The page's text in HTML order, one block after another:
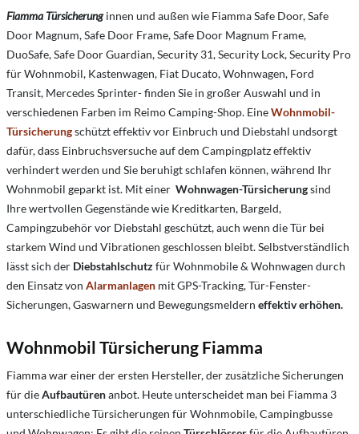
Fiamma Türsicherunginnen und außen wie Fiamma Safe Door, Safe
Door Magnum, Safe Door Frame, Safe Door Magnum Frame,
DuoSafe, Safe Door Guardian, Security 31, Security Lock, Security Pro
für Wohnmobil, Kastenwagen, Fiat Ducato, Wohnwagen, Ford
Transit, Mercedes Sprinter- finden Sie in großer Auswahl und in
verschiedenen Farben im Reimo Camping-Shop. EineWohnmobil-
Türsicherungschützt effektiv vor Einbruch und Diebstahl undsorgt
dafür, dass Einbruchsversuche auf dem Campingplatz effektiv
verhindert werden und Sie beruhigt schlafen können, während Ihr
Wohnmobil geparkt ist. Mit einer Wohnwagen-Türsicherungsind
Ihre wertvollen Gegenstände wie Kreditkarten, Bargeld,
Campingzubehör vor Diebstahl geschützt, auch wenn die Tür bei
starkem Wind und Vibrationen geschlossen bleibt. Selbstverständlich
lässt sich der Diebstahlschutzfür Wohnmobile & Wohnwagen durch
den Einsatz von Alarmanlagen mit GPS-Tracking, Tür-Fenster-
Sicherungen, Gaswarnern und Bewegungsmeldern effektiv erhöhen.
Wohnmobil Türsicherung Fiamma
Fiamma war einer der ersten Hersteller, der zusätzliche Sicherungen
für dieAufbautürenanbot. Heute unterscheidet man bei Fiamma 3
unterschiedliche Türsicherungen für Wohnmobile, Campingbusse